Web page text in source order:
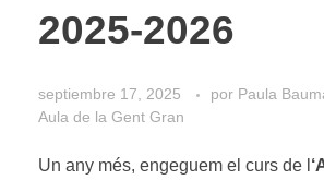
2025-2026
septiembre 17, 2025 por Paula
Aula de la Gent Gran
Un any més, engeguem el curs de l